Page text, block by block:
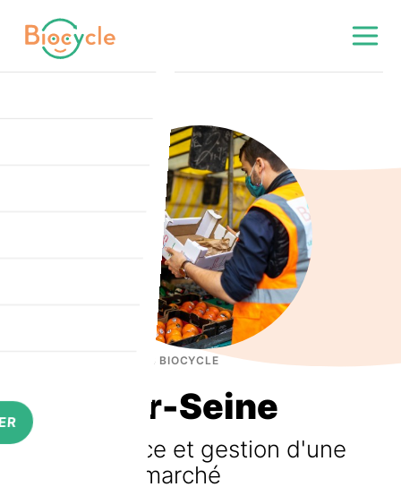
NOUVELLES ANTENNES BIOCYCLE
Ivry-sur-Seine
Mise en place et gestion d'une
collecte en marché